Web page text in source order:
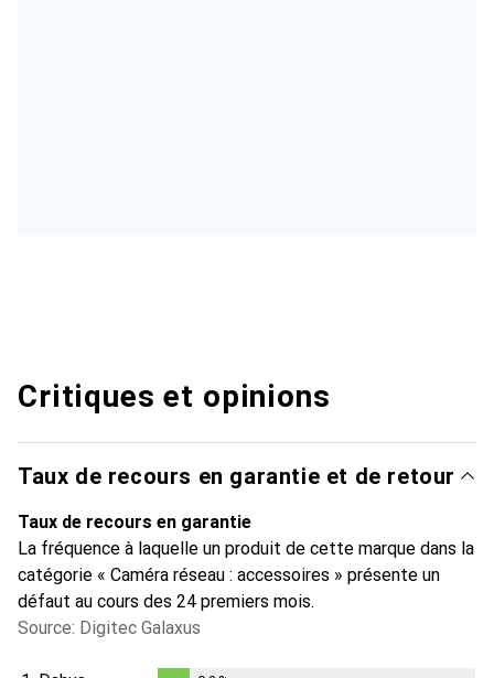
Critiques et opinions
Taux de recours en garantie et de retour
Taux de recours en garantie
La fréquence à laquelle un produit de cette marque dans la
catégorie « Caméra réseau : accessoires » présente un
défaut au cours des 24 premiers mois.
Source: Digitec Galaxus